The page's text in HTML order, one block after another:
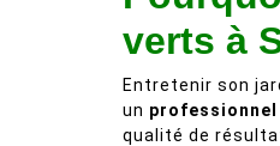
verts à
Entretenir son
un professionnel
qualité de